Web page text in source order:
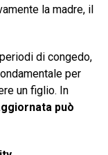
la madre, il
di congedo,
per
un figlio. In
può